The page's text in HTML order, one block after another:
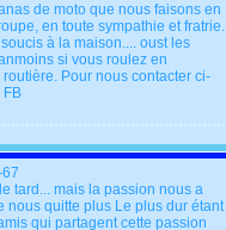
de moto que nous faisons en
en toute sympathie et fratrie.
à la maison.... oust les
si vous roulez en
Pour nous contacter ci-
FB